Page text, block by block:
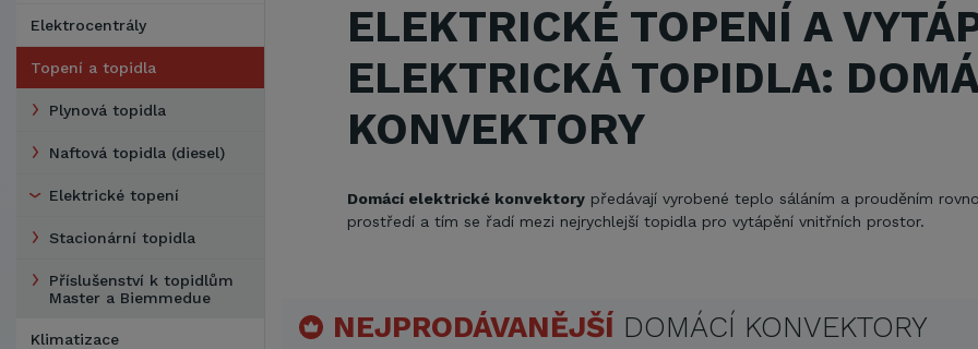
Elektrocentrály
Topení a topidla
Plynová topidla
Naftová topidla (diesel)
Elektrické topení
Stacionární topidla
Příslušenství k topidlům
Master a Biemmedue
Klimatizace
ELEKTRICKÉ TOPENÍ A
ELEKTRICKÁ TOPIDLA:
KONVEKTORY
Domácí elektrické konvektory předávají vyrobené teplo sáláním a prouděním
prostředí a tím se řadí mezi nejrychlejší topidla pro vytápění vnitřních prostor.
NEJPRODÁVANĚJŠÍ DOMÁCÍ KONVEKTORY